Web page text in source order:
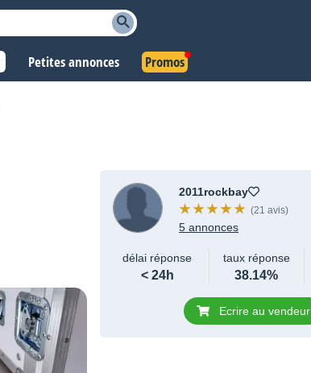
Petites annonces Promos
2011rockbay
(21 avis)
5 annonces
délai réponse
< 24h
taux réponse
38.14%
Ecrire au vendeur